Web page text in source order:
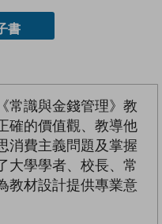
書
常識與金錢管理》教
確的價值觀、教導他
消費主義問題及掌握
大學學者、校長、常
教材設計提供專業意